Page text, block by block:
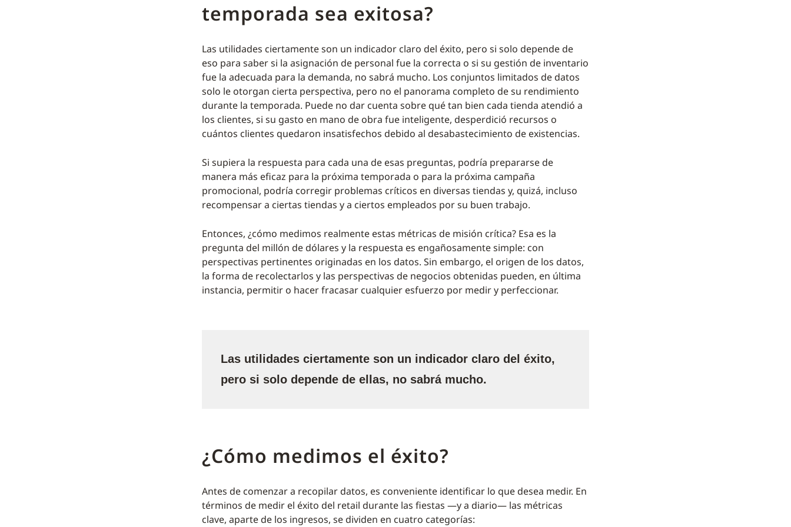
temporada sea exitosa?
Las utilidades ciertamente son un indicador claro del éxito, pero si solo depende de
eso para saber si la asignación de personal fue la correcta o si su gestión de inventario
fue la adecuada para la demanda, no sabrá mucho. Los conjuntos limitados de datos
solo le otorgan cierta perspectiva, pero no el panorama completo de su rendimiento
durante la temporada. Puede no dar cuenta sobre qué tan bien cada tienda atendió a
los clientes, si su gasto en mano de obra fue inteligente, desperdició recursos o
cuántos clientes quedaron insatisfechos debido al desabastecimiento de existencias.
Si supiera la respuesta para cada una de esas preguntas, podría prepararse de
manera más eficaz para la próxima temporada o para la próxima campaña
promocional, podría corregir problemas críticos en diversas tiendas y, quizá, incluso
recompensar a ciertas tiendas y a ciertos empleados por su buen trabajo.
Entonces, ¿cómo medimos realmente estas métricas de misión crítica? Esa es la
pregunta del millón de dólares y la respuesta es engañosamente simple: con
perspectivas pertinentes originadas en los datos. Sin embargo, el origen de los datos,
la forma de recolectarlos y las perspectivas de negocios obtenidas pueden, en última
instancia, permitir o hacer fracasar cualquier esfuerzo por medir y perfeccionar.
Las utilidades ciertamente son un indicador claro del éxito,
pero si solo depende de ellas, no sabrá mucho.
¿Cómo medimos el éxito?
Antes de comenzar a recopilar datos, es conveniente identificar lo que desea medir. En
términos de medir el éxito del retail durante las fiestas —y a diario— las métricas
clave, aparte de los ingresos, se dividen en cuatro categorías: